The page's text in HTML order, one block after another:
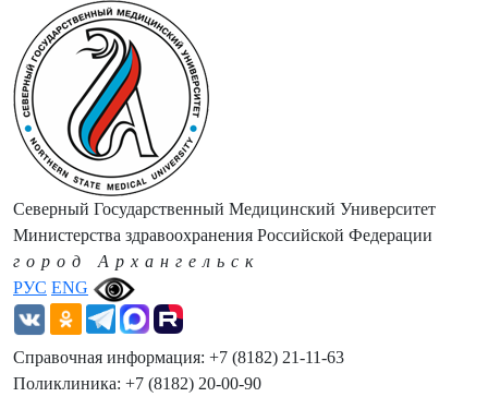
РУС ENG
Северный Государственный Медицинский Университет
Министерства здравоохранения Российской Федерации
город Архангельск
Справочная информация: +7 (8182) 21-11-63
Поликлиника: +7 (8182) 20-00-90